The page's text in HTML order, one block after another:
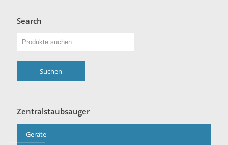
Search
Suchen
Zentralstaubsauger
Geräte